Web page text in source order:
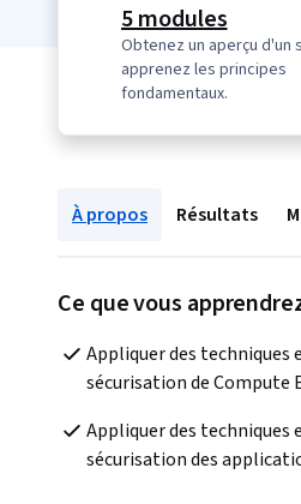
5 modules
Obtenez un aperçu d'un
apprenez les principes
fondamentaux.
À propos Résultats
Ce que vous
Appliquer des techniques
sécurisation de Compute
Appliquer des techniques
sécurisation des